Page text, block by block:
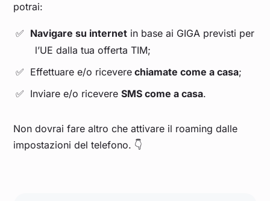
potrai:
Navigare su internet in base ai GIGA previsti per
l’UE dalla tua offerta TIM;
Effettuare e/o ricevere chiamate come a casa;
Inviare e/o ricevere SMS come a casa.
Non dovrai fare altro che attivare il roaming dalle
impostazioni del telefono. 👇